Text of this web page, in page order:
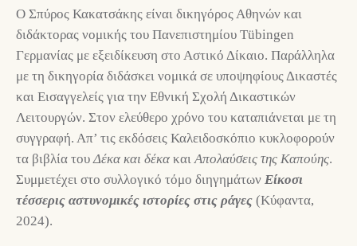
Ο Σπύρος Κακατσάκης είναι δικηγόρος Αθηνών και
διδάκτορας νομικής του Πανεπιστημίου Tübingen
Γερμανίας με εξειδίκευση στο Αστικό Δίκαιο. Παράλληλα
με τη δικηγορία διδάσκει νομικά σε υποψηφίους Δικαστές
και Εισαγγελείς για την Εθνική Σχολή Δικαστικών
Λειτουργών. Στον ελεύθερο χρόνο του καταπιάνεται με τη
συγγραφή. Απ’ τις εκδόσεις Καλειδοσκόπιο κυκλοφορούν
τα βιβλία τουΔέκα και δέκα καιΑπολαύσεις της Καπούης.
Συμμετέχει στο συλλογικό τόμο διηγημάτων Είκοσι
τέσσερις αστυνομικές ιστορίες στις ράγες (Κύφαντα,
2024).